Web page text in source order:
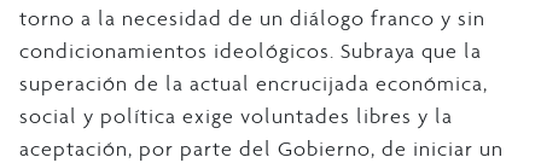
torno a la necesidad de un diálogo franco y sin
condicionamientos ideológicos. Subraya que la
superación de la actual encrucijada económica,
social y política exige voluntades libres y la
aceptación, por parte del Gobierno, de iniciar un